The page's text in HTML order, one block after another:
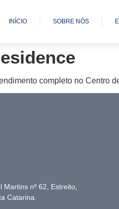
INÍCIO SOBRE NÓS
completo no Centro
Martins nº 62, Estreito,
Catarina.